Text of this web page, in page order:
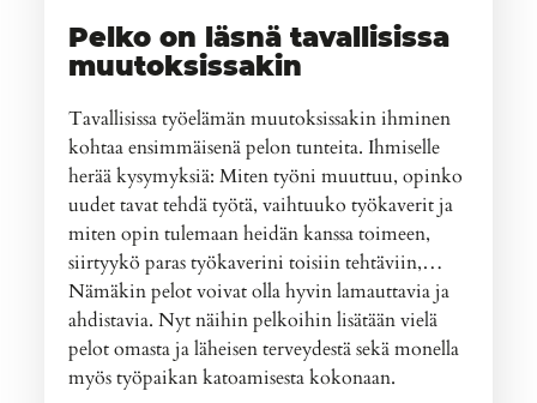
Pelko on läsnä tavallisissa
muutoksissakin
Tavallisissa työelämän muutoksissakin ihminen
kohtaa ensimmäisenä pelon tunteita. Ihmiselle
herää kysymyksiä: Miten työni muuttuu, opinko
uudet tavat tehdä työtä, vaihtuuko työkaverit ja
miten opin tulemaan heidän kanssa toimeen,
siirtyykö paras työkaverini toisiin tehtäviin,…
Nämäkin pelot voivat olla hyvin lamauttavia ja
ahdistavia. Nyt näihin pelkoihin lisätään vielä
pelot omasta ja läheisen terveydestä sekä monella
myös työpaikan katoamisesta kokonaan.